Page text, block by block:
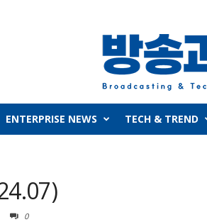
ENTERPRISE NEWS TECH & TREND
0